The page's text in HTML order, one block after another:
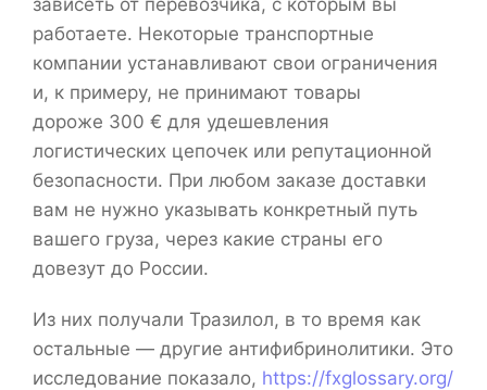
зависеть от перевозчика, с которым вы
работаете. Некоторые транспортные
компании устанавливают свои ограничения
и, к примеру, не принимают товары
дороже 300 € для удешевления
логистических цепочек или репутационной
безопасности. При любом заказе доставки
вам не нужно указывать конкретный путь
вашего груза, через какие страны его
довезут до России.
Из них получали Тразилол, в то время как
остальные — другие антифибринолитики. Это
исследование показало, https://fxglossary.org/